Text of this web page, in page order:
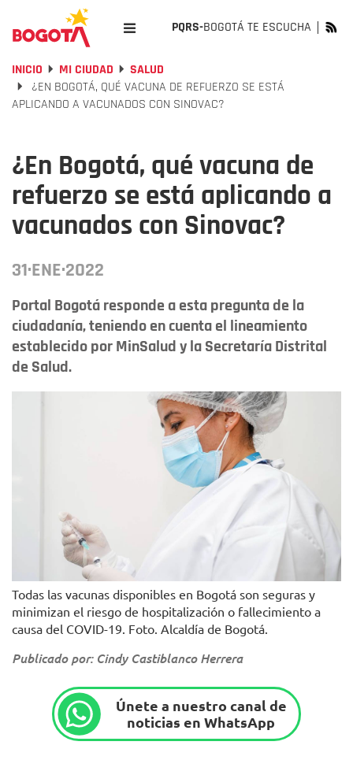
PQRS-BOGOTÁ TE ESCUCHA
INICIO MI CIUDAD
SALUD
¿EN BOGOTÁ, QUÉ VACUNA DE REFUERZO SE ESTÁ
APLICANDO A VACUNADOS CON SINOVAC?
¿En Bogotá, qué vacuna de
refuerzo se está aplicando a
vacunados con Sinovac?
31·ENE·2022
Portal Bogotá responde a esta pregunta de la
ciudadanía, teniendo en cuenta el lineamiento
establecido por MinSalud y la Secretaría Distrital
de Salud.
Todas las vacunas disponibles en Bogotá son seguras y
minimizan el riesgo de hospitalización o fallecimiento a
causa del COVID-19. Foto. Alcaldía de Bogotá.
Publicado por: Cindy Castiblanco Herrera
Únete a nuestro canal de
noticias en WhatsApp